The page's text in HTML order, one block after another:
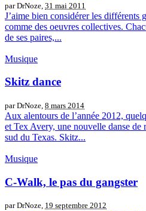
par DrNoze, 31 mai 2011
J’aime bien considérer les différents
comme des oeuvres collectives.
de ses paires,...
Musique
Skitz dance
par DrNoze, 8 mars 2014
Aux alentours de l’année 2012,
et Tex Avery, une nouvelle danse de
sud du Texas. Skitz...
Musique
C-Walk, le pas du gangster
par DrNoze, 19 septembre 2012